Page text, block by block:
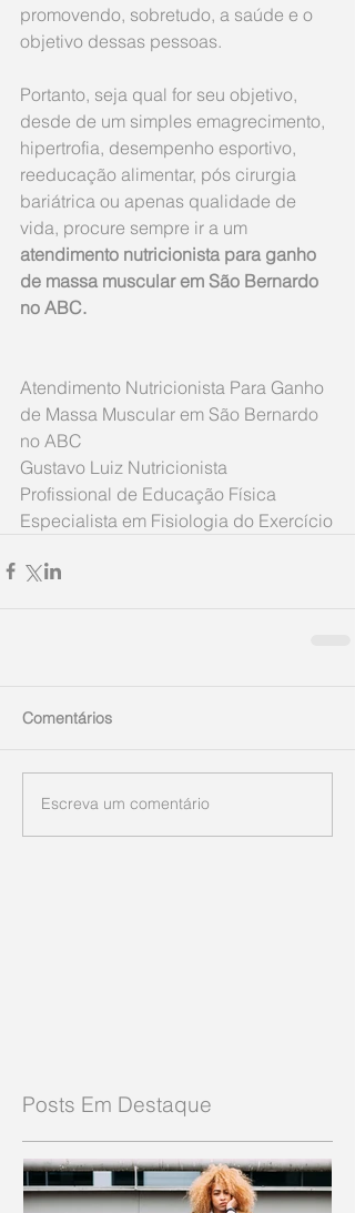
promovendo, sobretudo, a saúde e o
objetivo dessas pessoas.
Portanto, seja qual for seu objetivo,
desde de um simples emagrecimento,
hipertrofia, desempenho esportivo,
reeducação alimentar, pós cirurgia
bariátrica ou apenas qualidade de
vida, procure sempre ir a um
atendimento nutricionista para ganho
de massa muscular em São Bernardo
no ABC.
Atendimento Nutricionista Para Ganho
de Massa Muscular em São Bernardo
no ABC
Gustavo Luiz Nutricionista
Profissional de Educação Física
Especialista em Fisiologia do Exercício
Comentários
Escreva um comentário
Posts Em Destaque